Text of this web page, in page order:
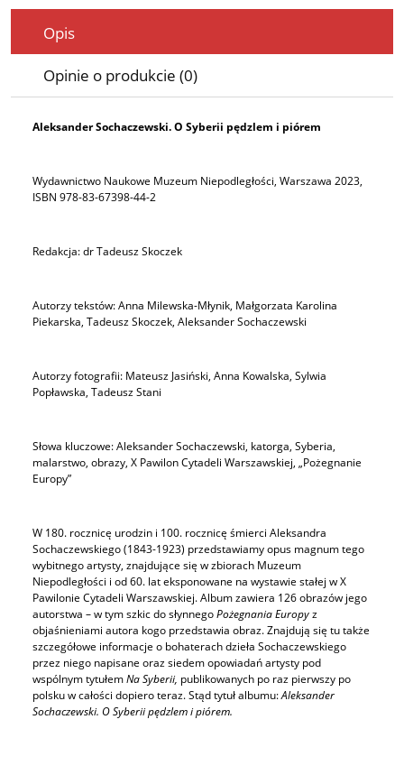
Opis
Opinie o produkcie (0)
Aleksander Sochaczewski. O Syberii pędzlem i piórem
Wydawnictwo Naukowe Muzeum Niepodległości, Warszawa 2023,
ISBN 978-83-67398-44-2
Redakcja: dr Tadeusz Skoczek
Autorzy tekstów: Anna Milewska-Młynik, Małgorzata Karolina
Piekarska, Tadeusz Skoczek, Aleksander Sochaczewski
Autorzy fotografii: Mateusz Jasiński, Anna Kowalska, Sylwia
Popławska, Tadeusz Stani
Słowa kluczowe: Aleksander Sochaczewski, katorga, Syberia,
malarstwo, obrazy, X Pawilon Cytadeli Warszawskiej, „Pożegnanie
Europy”
W 180. rocznicę urodzin i 100. rocznicę śmierci Aleksandra
Sochaczewskiego (1843-1923) przedstawiamy opus magnum tego
wybitnego artysty, znajdujące się w zbiorach Muzeum
Niepodległości i od 60. lat eksponowane na wystawie stałej w X
Pawilonie Cytadeli Warszawskiej. Album zawiera 126 obrazów jego
autorstwa – w tym szkic do słynnegoPożegnania Europyz
objaśnieniami autora kogo przedstawia obraz. Znajdują się tu także
szczegółowe informacje o bohaterach dzieła Sochaczewskiego
przez niego napisane oraz siedem opowiadań artysty pod
wspólnym tytułemNa Syberii, publikowanych po raz pierwszy po
polsku w całości dopiero teraz. Stąd tytuł albumu:Aleksander
Sochaczewski. O Syberii pędzlem i piórem.